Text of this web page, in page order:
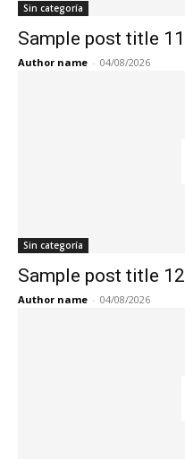
Sin categoría
Sample post title 11
Author name - 04/08/2026
Sin categoría
Sample post title 12
Author name - 04/08/2026